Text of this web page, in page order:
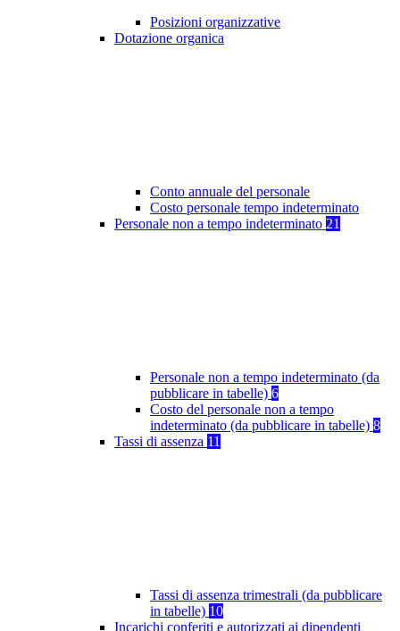
Posizioni organizzative
Dotazione organica
Conto annuale del personale
Costo personale tempo indeterminato
Personale non a tempo indeterminato 21
Personale non a tempo indeterminato (da
pubblicare in tabelle) 6
Costo del personale non a tempo
indeterminato (da pubblicare in tabelle) 8
Tassi di assenza 11
Tassi di assenza trimestrali (da pubblicare
in tabelle) 10
Incarichi conferiti e autorizzati ai dipendenti